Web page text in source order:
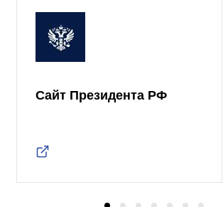
Сайт Президента РФ